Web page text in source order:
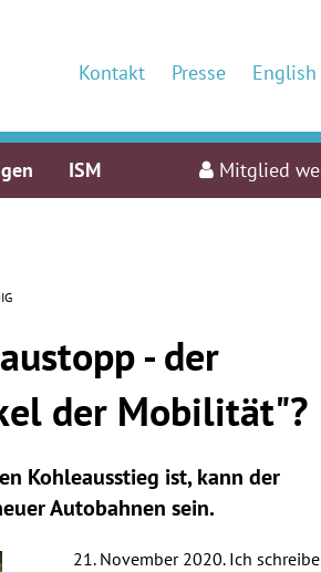
ISM Mitglied
Kontakt Presse English
- der
der Mobilität"?
Kohleausstieg ist, kann der
Autobahnen sein.
21. November 2020. Ich schreibe